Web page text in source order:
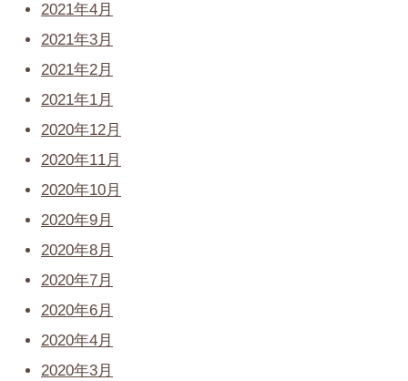
2021年4月
2021年3月
2021年2月
2021年1月
2020年12月
2020年11月
2020年10月
2020年9月
2020年8月
2020年7月
2020年6月
2020年4月
2020年3月